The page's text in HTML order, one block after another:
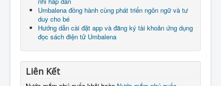
Umbalena đồng hành cùng phát triển ngôn ngữ và tư
duy cho bé
Hướng dẫn cài đặt app và đăng ký tài khoản ứng dụng
đọc sách điện tử Umbalena
Liên Kết